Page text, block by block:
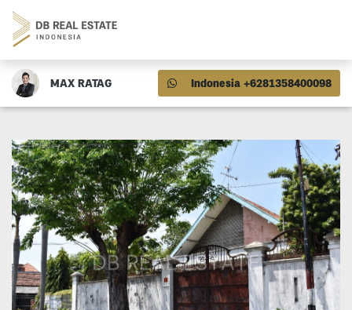
MAX RATAG Indonesia +6281358400098